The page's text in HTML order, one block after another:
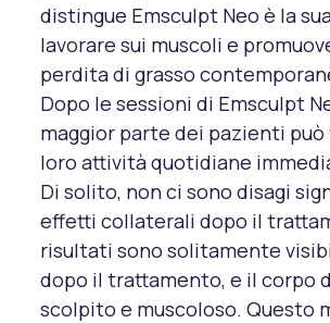
distingue Emsculpt Neo è la
lavorare sui muscoli e
perdita di grasso
Dopo le sessioni di Emsculpt
maggior parte dei pazienti
loro attività quotidiane
Di solito, non ci sono disagi
effetti collaterali dopo il
risultati sono solitamente
dopo il trattamento, e il corpo
scolpito e muscoloso. Questo